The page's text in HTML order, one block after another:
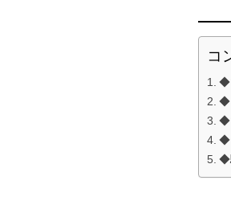
コ
◆
◆
◆
◆
◆